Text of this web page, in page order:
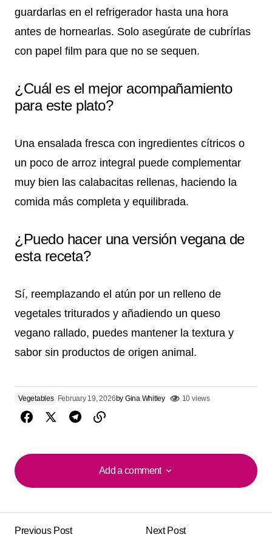
guardarlas en el refrigerador hasta una hora
antes de hornearlas. Solo asegúrate de cubrírlas
con papel film para que no se sequen.
¿Cuál es el mejor acompañamiento
para este plato?
Una ensalada fresca con ingredientes cítricos o
un poco de arroz integral puede complementar
muy bien las calabacitas rellenas, haciendo la
comida más completa y equilibrada.
¿Puedo hacer una versión vegana de
esta receta?
Sí, reemplazando el atún por un relleno de
vegetales triturados y añadiendo un queso
vegano rallado, puedes mantener la textura y
sabor sin productos de origen animal.
Vegetables February 19, 2026by Gina Whitley 10 views
Add a comment
Add a comment
Previous Post Next Post